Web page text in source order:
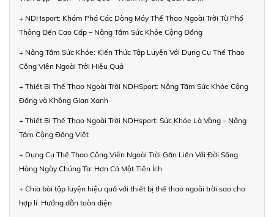
+ NDHsport: Khám Phá Các Dòng Máy Thể Thao Ngoài Trời Từ Phổ
Thông Đến Cao Cấp – Nâng Tầm Sức Khỏe Cộng Đồng
+ Nâng Tầm Sức Khỏe: Kiến Thức Tập Luyện Với Dụng Cụ Thể Thao
Công Viên Ngoài Trời Hiệu Quả
+ Thiết Bị Thể Thao Ngoài Trời NDHSport: Nâng Tầm Sức Khỏe Cộng
Đồng và Không Gian Xanh
+ Thiết Bị Thể Thao Ngoài Trời NDHsport: Sức Khỏe Là Vàng – Nâng
Tầm Cộng Đồng Việt
+ Dụng Cụ Thể Thao Công Viên Ngoài Trời Gắn Liền Với Đời Sống
Hàng Ngày Chúng Ta: Hơn Cả Một Tiện Ích
+ Chia bài tập luyện hiệu quả với thiết bị thể thao ngoài trời sao cho
hợp lí: Hướng dẫn toàn diện